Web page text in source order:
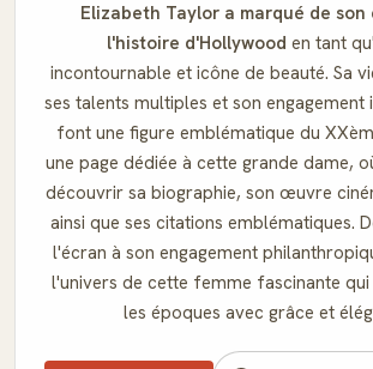
Elizabeth Taylor a marqué de son
l'histoire d'Hollywood en tant
incontournable et icône de beauté. Sa
ses talents multiples et son engagement
font une figure emblématique du
une page dédiée à cette grande dame,
découvrir sa biographie, son œuvre
ainsi que ses citations emblématiques.
l'écran à son engagement
l'univers de cette femme fascinante
les époques avec grâce et